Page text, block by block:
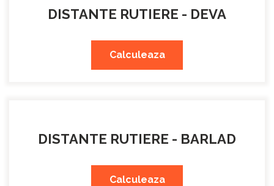
DISTANTE RUTIERE - DEVA
Calculeaza
DISTANTE RUTIERE - BARLAD
Calculeaza